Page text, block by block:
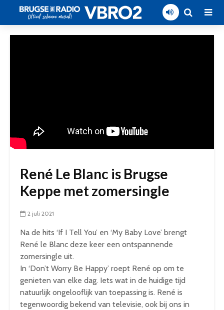
René Le Blanc is Brugse
Keppe met zomersingle
2 juli 2021
Na de hits ‘If I Tell You’ en ‘My Baby Love’ brengt
René le Blanc deze keer een ontspannende
zomersingle uit.
In ‘Don’t Worry Be Happy’ roept René op om te
genieten van elke dag. Iets wat in de huidige tijd
natuurlijk ongelooflijk van toepassing is. René is
tegenwoordig bekend van televisie, ook bij ons in